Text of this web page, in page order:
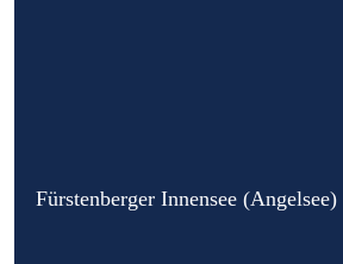
Fürstenberger Innensee (Angelsee)